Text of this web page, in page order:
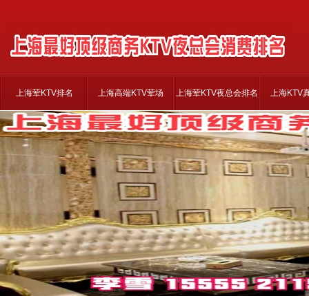
上海荤KTV排名 上海高端KTV荤场 上海荤KTV夜总会排名 上海KTV